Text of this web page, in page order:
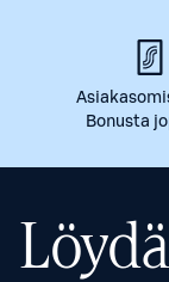
Bonusta
Löydä